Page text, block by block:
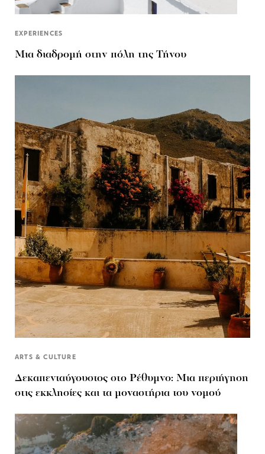
EXPERIENCES
Μια διαδρομή στην πόλη της Τήνου
ARTS & CULTURE
Δεκαπενταύγουστος στo Ρέθυμνο: Μια περιήγηση
στις εκκλησίες και τα μοναστήρια του νομού